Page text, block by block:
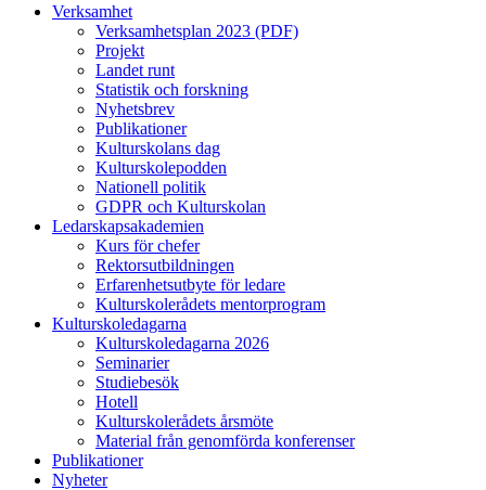
Verksamhet
Verksamhetsplan 2023 (PDF)
Projekt
Landet runt
Statistik och forskning
Nyhetsbrev
Publikationer
Kulturskolans dag
Kulturskolepodden
Nationell politik
GDPR och Kulturskolan
Ledarskapsakademien
Kurs för chefer
Rektorsutbildningen
Erfarenhetsutbyte för ledare
Kulturskolerådets mentorprogram
Kulturskoledagarna
Kulturskoledagarna 2026
Seminarier
Studiebesök
Hotell
Kulturskolerådets årsmöte
Material från genomförda konferenser
Publikationer
Nyheter